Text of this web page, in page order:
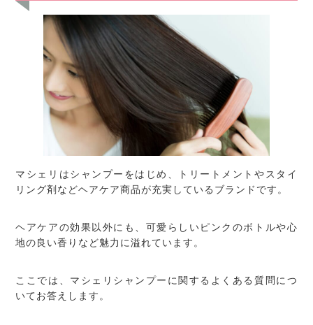
マシェリはシャンプーをはじめ、トリートメントやスタイ
リング剤などヘアケア商品が充実しているブランドです。
ヘアケアの効果以外にも、可愛らしいピンクのボトルや心
地の良い香りなど魅力に溢れています。
ここでは、マシェリシャンプーに関するよくある質問につ
いてお答えします。